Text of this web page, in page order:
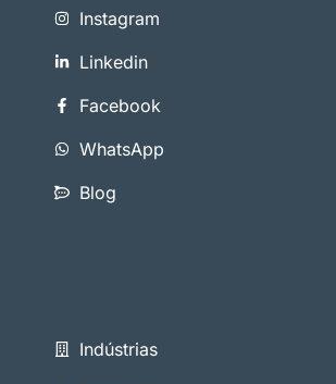
Instagram
Linkedin
Facebook
WhatsApp
Blog
Indústrias